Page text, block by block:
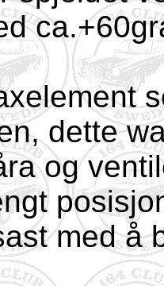
dette
og
med å